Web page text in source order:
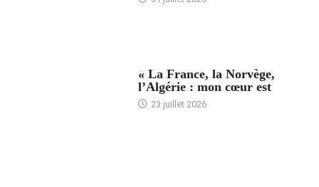
« La France, la Norvège,
l’Algérie : mon cœur est
23 juillet 2026